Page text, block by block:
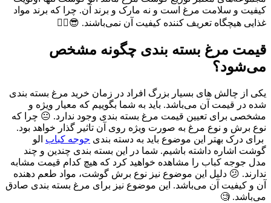
کیفیت و سلامت مرغ است و نه مارک و برند آن. چرا که برند مواد
غذایی هیچگاه تعریف کننده کیفیت آن نمی‌باشند. 😎👌🏻
قیمت مرغ بسته بندی چگونه مشخص
می‌شود؟
یکی از چالش های بسیار بزرگ افراد در زمان خرید مرغ بسته بندی
شده در قیمت آن می‌باشد. باید به شما بگوییم که معیار ویژه و
مشخصی برای تعیین قیمت مرغ بسته بندی وجود ندارد. 😐 چرا که
نوع برش و نوع مرغ به صورت ویژه روی آن تاثیر گذار خواهد بود.
برای درک بهتر این موضوع باید به دسته بندی جوجه کباب الو
گوشت اشاره داشته باشیم. شما در این بسته بندی چندین و چند
مدل جوجه کباب را مشاهده خواهید کرد که هیچ کدام قیمت مشابه
ندارند. 😕 دلیل این موضوع نیز نوع برش گوشت، مواد طعم دهنده
آن و کیفیت آن می‌باشد. این موضوع نیز برای مرغ بسته بندی صادق
می‌باشد. 🧐